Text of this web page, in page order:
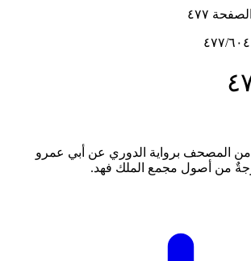
الصفحة ٤٧٧
تحميل الصفحة ٤٧٧ من المصحف برواية الدوري عن أبي عمرو